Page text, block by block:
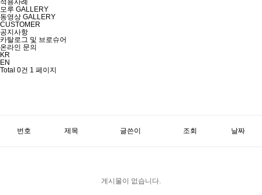
적용사례
모루 GALLERY
동영상 GALLERY
CUSTOMER
공지사항
카탈로그 및 브로슈어
온라인 문의
KR
EN
Total 0건 1 페이지
번호 제목 글쓴이 조회 날짜
게시물이 없습니다.